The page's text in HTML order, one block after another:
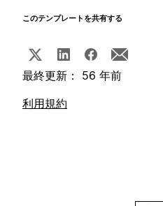
このテンプレートを共有する
最終更新： 56 年前
利用規約